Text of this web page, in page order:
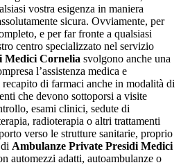
vostra esigenza in maniera
sicura. Ovviamente, per
e per far fronte a qualsiasi
centro specializzato nel servizio
Medici Cornelia svolgono anche una
l’assistenza medica e
di farmaci anche in modalità di
che devono sottoporsi a visite
esami clinici, sedute di
radioterapia o altri trattamenti
verso le strutture sanitarie, proprio
Ambulanze Private Presidi Medici
automezzi adatti, autoambulanze o